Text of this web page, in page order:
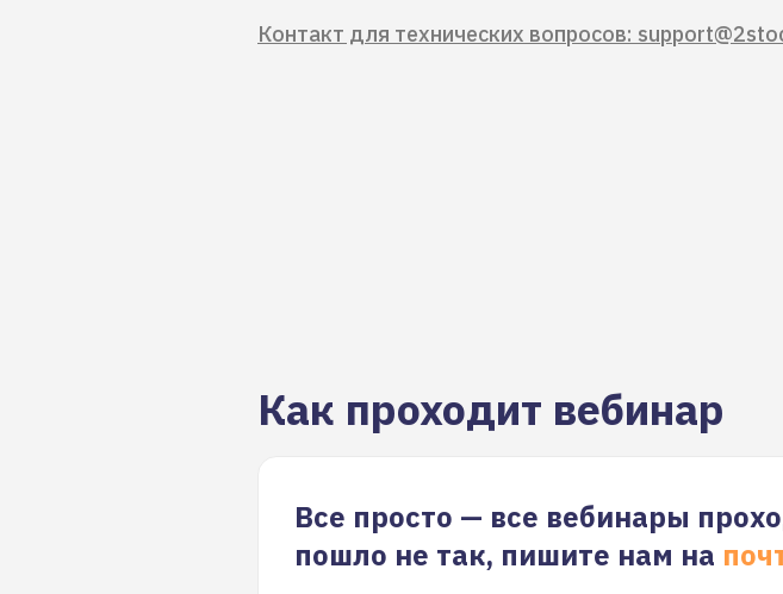
Контакт для технических вопросов:
Как проходит вебинар
Все просто — все вебинары
пошло не так, пишите нам на